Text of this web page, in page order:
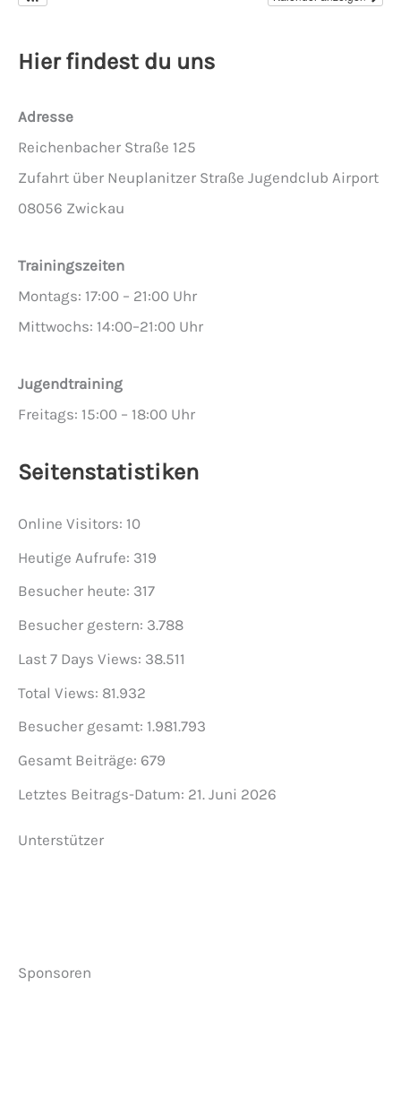
Hier findest du uns
Adresse
Reichenbacher Straße 125
Zufahrt über Neuplanitzer Straße Jugendclub Airport
08056 Zwickau
Trainingszeiten
Montags: 17:00 – 21:00 Uhr
Mittwochs: 14:00–21:00 Uhr
Jugendtraining
Freitags: 15:00 – 18:00 Uhr
Seitenstatistiken
Online Visitors: 10
Heutige Aufrufe: 319
Besucher heute: 317
Besucher gestern: 3.788
Last 7 Days Views: 38.511
Total Views: 81.932
Besucher gesamt: 1.981.793
Gesamt Beiträge: 679
Letztes Beitrags-Datum: 21. Juni 2026
Unterstützer
Sponsoren